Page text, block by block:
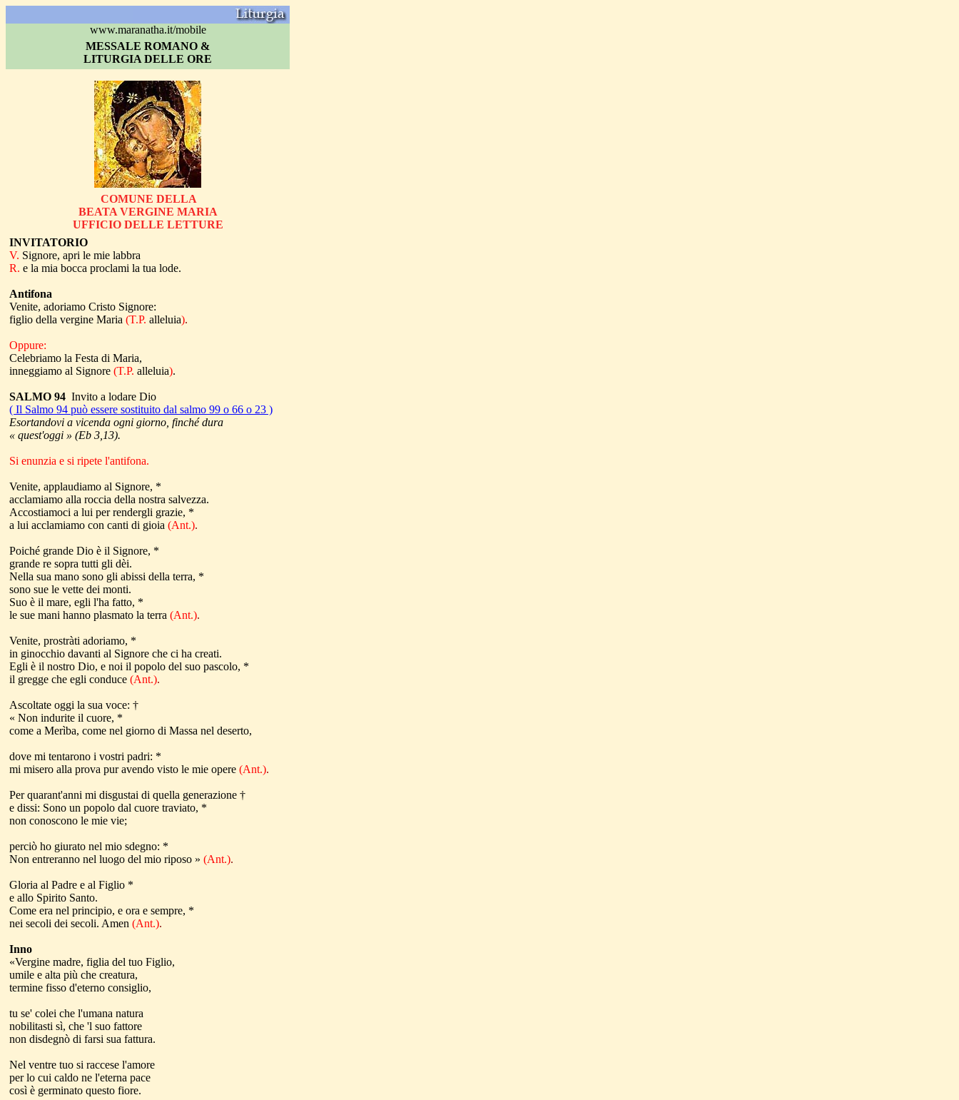
www.maranatha.it/mobile
MESSALE ROMANO &
LITURGIA DELLE ORE
COMUNE DELLA
BEATA VERGINE MARIA
UFFICIO DELLE LETTURE
INVITATORIO
V. Signore, apri le mie labbra
R. e la mia bocca proclami la tua lode.
Antifona
Venite, adoriamo Cristo Signore:
figlio della vergine Maria (T.P. alleluia).
Oppure:
Celebriamo la Festa di Maria,
inneggiamo al Signore (T.P. alleluia).
SALMO 94 Invito a lodare Dio
( Il Salmo 94 può essere sostituito dal salmo 99 o 66 o 23 )
Esortandovi a vicenda ogni giorno, finché dura
« quest'oggi » (Eb 3,13).
Si enunzia e si ripete l'antifona.
Venite, applaudiamo al Signore, *
acclamiamo alla roccia della nostra salvezza.
Accostiamoci a lui per rendergli grazie, *
a lui acclamiamo con canti di gioia (Ant.).
Poiché grande Dio è il Signore, *
grande re sopra tutti gli dèi.
Nella sua mano sono gli abissi della terra, *
sono sue le vette dei monti.
Suo è il mare, egli l'ha fatto, *
le sue mani hanno plasmato la terra (Ant.).
Venite, prostràti adoriamo, *
in ginocchio davanti al Signore che ci ha creati.
Egli è il nostro Dio, e noi il popolo del suo pascolo, *
il gregge che egli conduce (Ant.).
Ascoltate oggi la sua voce: †
« Non indurite il cuore, *
come a Merìba, come nel giorno di Massa nel deserto,
dove mi tentarono i vostri padri: *
mi misero alla prova pur avendo visto le mie opere (Ant.).
Per quarant'anni mi disgustai di quella generazione †
e dissi: Sono un popolo dal cuore traviato, *
non conoscono le mie vie;
perciò ho giurato nel mio sdegno: *
Non entreranno nel luogo del mio riposo » (Ant.).
Gloria al Padre e al Figlio *
e allo Spirito Santo.
Come era nel principio, e ora e sempre, *
nei secoli dei secoli. Amen (Ant.).
Inno
«Vergine madre, figlia del tuo Figlio,
umile e alta più che creatura,
termine fisso d'eterno consiglio,
tu se' colei che l'umana natura
nobilitasti sì, che 'l suo fattore
non disdegnò di farsi sua fattura.
Nel ventre tuo si raccese l'amore
per lo cui caldo ne l'eterna pace
così è germinato questo fiore.